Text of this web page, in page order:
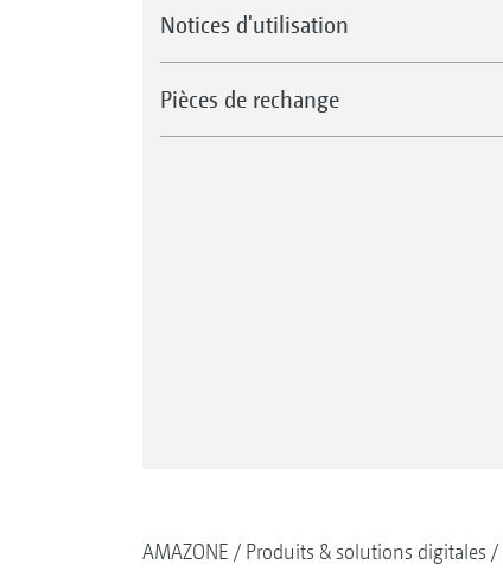
Notices d'utilisation
Pièces de rechange
AMAZONE Produits & solutions digitales